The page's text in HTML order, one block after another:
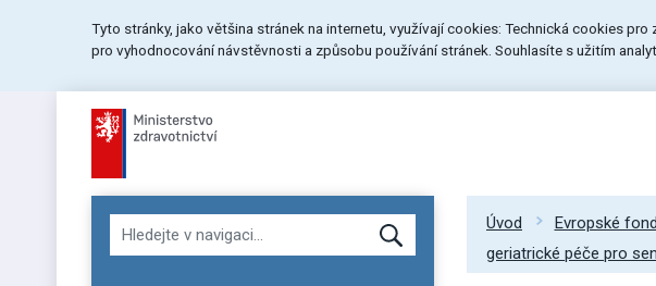
Tyto stránky, jako většina stránek na internetu, využívají cookies: Technická cookies
pro vyhodnocování návstěvnosti a způsobu používání stránek. Souhlasíte s užitím
Hledat v navigaci Úvod Evropské
geriatrické péče pro